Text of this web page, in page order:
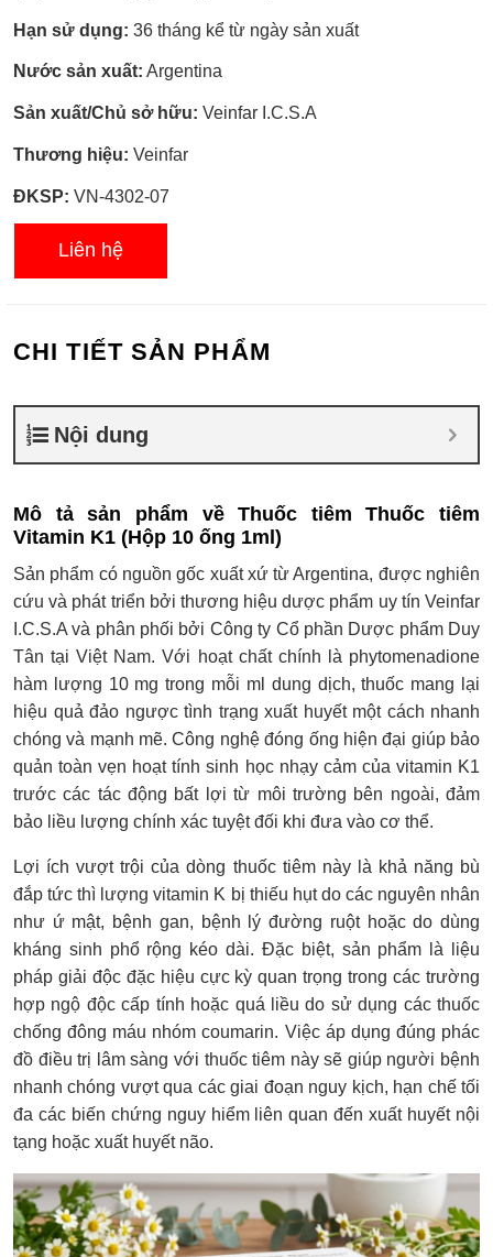
Hạn sử dụng: 36 tháng kể từ ngày sản xuất
Nước sản xuất: Argentina
Sản xuất/Chủ sở hữu: Veinfar I.C.S.A
Thương hiệu: Veinfar
ĐKSP: VN-4302-07
Liên hệ
CHI TIẾT SẢN PHẨM
Nội dung
Mô tả sản phẩm về Thuốc tiêm Thuốc tiêm
Vitamin K1 (Hộp 10 ống 1ml)
Sản phẩm có nguồn gốc xuất xứ từ Argentina, được nghiên
cứu và phát triển bởi thương hiệu dược phẩm uy tín Veinfar
I.C.S.A và phân phối bởi Công ty Cổ phần Dược phẩm Duy
Tân tại Việt Nam. Với hoạt chất chính là phytomenadione
hàm lượng 10 mg trong mỗi ml dung dịch, thuốc mang lại
hiệu quả đảo ngược tình trạng xuất huyết một cách nhanh
chóng và mạnh mẽ. Công nghệ đóng ống hiện đại giúp bảo
quản toàn vẹn hoạt tính sinh học nhạy cảm của vitamin K1
trước các tác động bất lợi từ môi trường bên ngoài, đảm
bảo liều lượng chính xác tuyệt đối khi đưa vào cơ thể.
Lợi ích vượt trội của dòng thuốc tiêm này là khả năng bù
đắp tức thì lượng vitamin K bị thiếu hụt do các nguyên nhân
như ứ mật, bệnh gan, bệnh lý đường ruột hoặc do dùng
kháng sinh phổ rộng kéo dài. Đặc biệt, sản phẩm là liệu
pháp giải độc đặc hiệu cực kỳ quan trọng trong các trường
hợp ngộ độc cấp tính hoặc quá liều do sử dụng các thuốc
chống đông máu nhóm coumarin. Việc áp dụng đúng phác
đồ điều trị lâm sàng với thuốc tiêm này sẽ giúp người bệnh
nhanh chóng vượt qua các giai đoạn nguy kịch, hạn chế tối
đa các biến chứng nguy hiểm liên quan đến xuất huyết nội
tạng hoặc xuất huyết não.